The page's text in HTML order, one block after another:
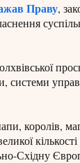
Праву,
системи
королів,
Східну